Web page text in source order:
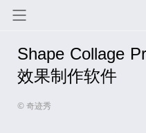
奇迹秀
色彩库
Shape Collage
效果制作软件
© 奇迹秀